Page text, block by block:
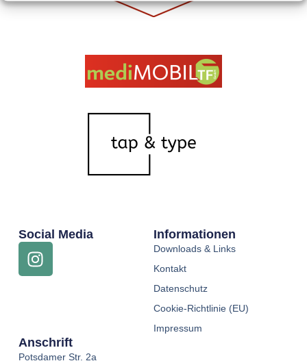
Social Media Informationen
Downloads & Links
Kontakt
Datenschutz
Cookie-Richtlinie (EU)
Impressum
Anschrift
Potsdamer Str. 2a